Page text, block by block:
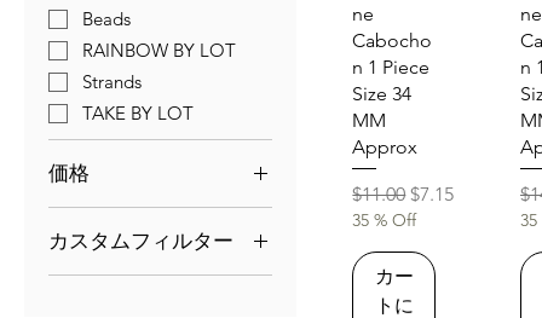
Beads
RAINBOW BY LOT
Strands
TAKE BY LOT
価格
$6 $128
カスタムフィルター
RAINBOW
ne
Cabocho
n 1 Piece
Size 34
MM
Approx
通常価格
$11.00セール価格
$7.15
35 % Off
カー
トに
ne
n